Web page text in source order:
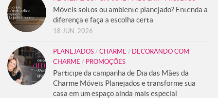
Móveis soltos ou ambiente planejado? Entenda a
diferença e faça a escolha certa
18 JUN, 2026
PLANEJADOS / CHARME / DECORANDO COM
CHARME / PROMOÇÕES
Participe da campanha de Dia das Mães da
Charme Móveis Planejados e transforme sua
casa em um espaço ainda mais especial